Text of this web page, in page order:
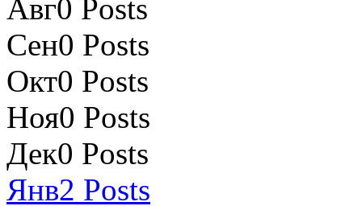
Авг0 Posts
Сен0 Posts
Окт0 Posts
Ноя0 Posts
Дек0 Posts
Янв2 Posts